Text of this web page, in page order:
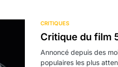
CRITIQUES
Critique du film
Annoncé depuis des
populaires les plus